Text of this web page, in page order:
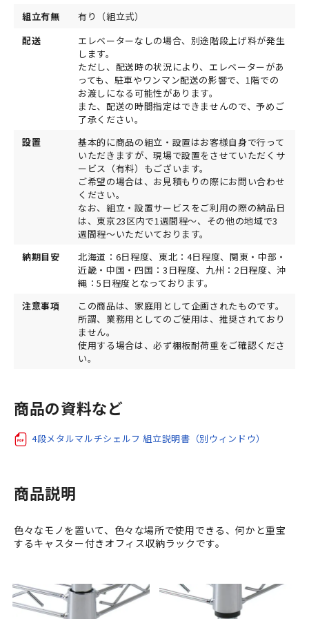
組立有無
有り（組立式）
配送
エレベーターなしの場合、別途階段上げ料が発生
します。
ただし、配送時の状況により、エレベーターがあ
っても、駐車やワンマン配送の影響で、1階での
お渡しになる可能性があります。
また、配送の時間指定はできませんので、予めご
了承ください。
設置
基本的に商品の組立・設置はお客様自身で行って
いただきますが、現場で設置をさせていただくサ
ービス（有料）もございます。
ご希望の場合は、お見積もりの際にお問い合わせ
ください。
なお、組立・設置サービスをご利用の際の納品日
は、東京23区内で1週間程～、その他の地域で3
週間程～いただいております。
納期目安
北海道：6日程度、東北：4日程度、関東・中部・
近畿・中国・四国：3日程度、九州：2日程度、沖
縄：5日程度となっております。
注意事項
この商品は、家庭用として企画されたものです。
所謂、業務用としてのご使用は、推奨されており
ません。
使用する場合は、必ず棚板耐荷重をご確認くださ
い。
商品の資料など
4段メタルマルチシェルフ 組立説明書（別ウィンドウ）
商品説明
色々なモノを置いて、色々な場所で使用できる、何かと重宝
するキャスター付きオフィス収納ラックです。